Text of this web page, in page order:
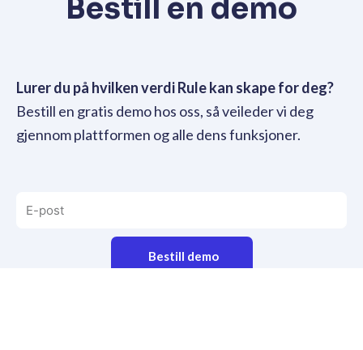
Bestill en demo
Lurer du på hvilken verdi Rule kan skape for deg?
Bestill en gratis demo hos oss, så veileder vi deg
gjennom plattformen og alle dens funksjoner.
Bestill demo